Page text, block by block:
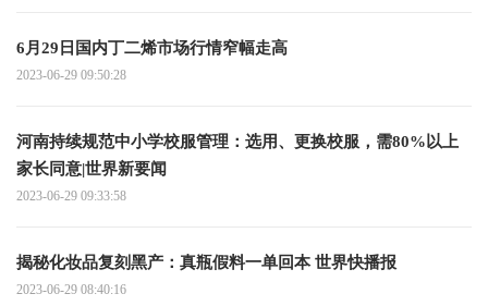
6月29日国内丁二烯市场行情窄幅走高
2023-06-29 09:50:28
河南持续规范中小学校服管理：选用、更换校服，需80%以上
家长同意|世界新要闻
2023-06-29 09:33:58
揭秘化妆品复刻黑产：真瓶假料一单回本 世界快播报
2023-06-29 08:40:16